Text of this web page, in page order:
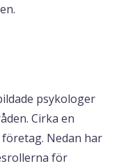
psykologer
Cirka en
Nedan har
för